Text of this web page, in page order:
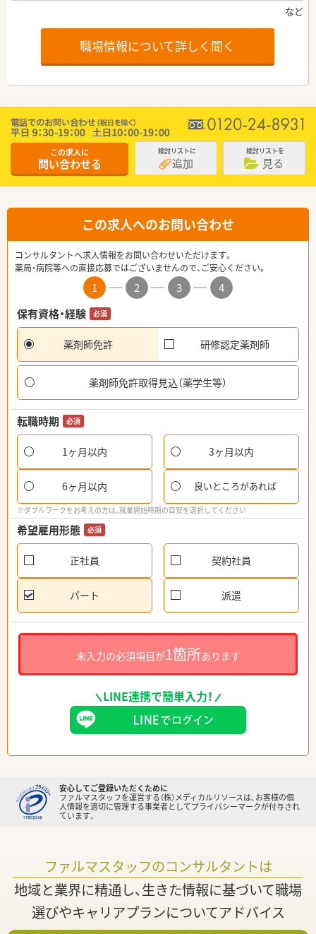
職場情報について詳しく聞く
この求人に
問い合わせる
検討リストに
追加
検討リストを
見る
この求人へのお問い合わせ
コンサルタントへ求人情報をお問い合わせいただけます。
薬局・病院等への直接応募ではございませんので、ご安心ください。
1 2 3
4
保有資格・経験
必須
薬剤師免許 研修認定薬剤師
薬剤師免許取得見込（薬学生等）
転職時期 必須
1ヶ月以内 3ヶ月以内
6ヶ月以内 良いところがあれば
※ダブルワークをお考えの方は、就業開始時期の目安を選択してください
希望雇用形態 必須
正社員 契約社員
パート 派遣
未入力の必須項目が1箇所あります
LINE連携で簡単入力！
安心してご登録いただくために
ファルマスタッフを運営する（株）メディカルリソースは、お客様の個
人情報を適切に管理する事業者としてプライバシーマークが付与され
ています。
ファルマスタッフのコンサルタントは
地域と業界に精通し、生きた情報に基づいて職場
選びやキャリアプランについてアドバイス